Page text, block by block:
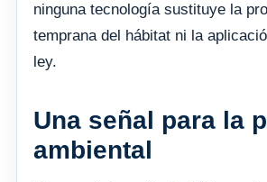
ninguna tecnología sustituye la
temprana del hábitat ni la
ley.
Una señal para la
ambiental